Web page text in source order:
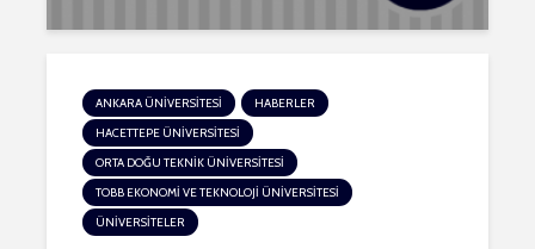
ANKARA ÜNİVERSİTESİ
HABERLER
HACETTEPE ÜNİVERSİTESİ
ORTA DOĞU TEKNİK ÜNİVERSİTESİ
TOBB EKONOMİ VE TEKNOLOJİ ÜNİVERSİTESİ
ÜNİVERSİTELER